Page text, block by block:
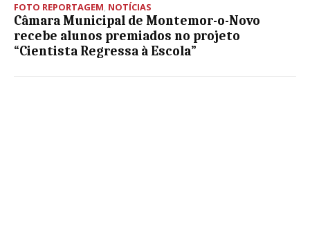
FOTO REPORTAGEM, NOTÍCIAS
Câmara Municipal de Montemor-o-Novo
recebe alunos premiados no projeto
“Cientista Regressa à Escola”